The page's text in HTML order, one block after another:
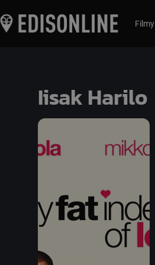
Filmy
Iisak Harilo